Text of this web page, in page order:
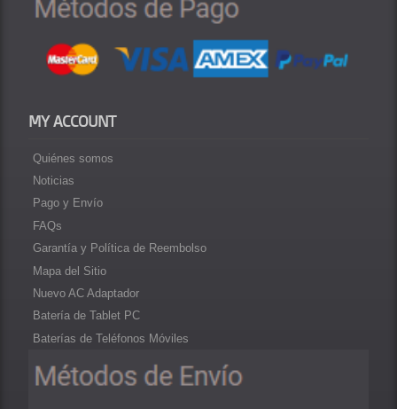
MY ACCOUNT
Quiénes somos
Noticias
Pago y Envío
FAQs
Garantía y Política de Reembolso
Mapa del Sitio
Nuevo AC Adaptador
Batería de Tablet PC
Baterías de Teléfonos Móviles